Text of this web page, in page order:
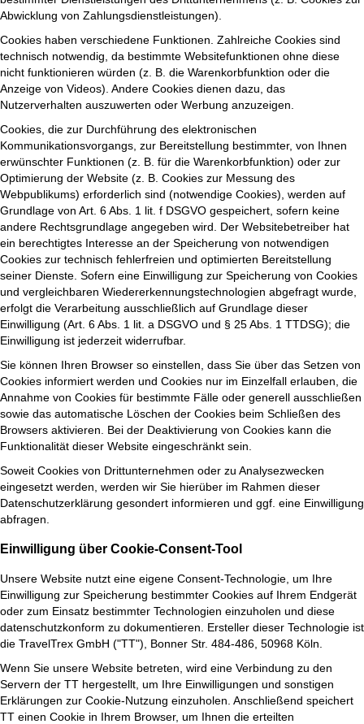
Abwicklung von Zahlungsdienstleistungen).
Cookies haben verschiedene Funktionen. Zahlreiche Cookies sind
technisch notwendig, da bestimmte Websitefunktionen ohne diese
nicht funktionieren würden (z. B. die Warenkorbfunktion oder die
Anzeige von Videos). Andere Cookies dienen dazu, das
Nutzerverhalten auszuwerten oder Werbung anzuzeigen.
Cookies, die zur Durchführung des elektronischen
Kommunikationsvorgangs, zur Bereitstellung bestimmter, von Ihnen
erwünschter Funktionen (z. B. für die Warenkorbfunktion) oder zur
Optimierung der Website (z. B. Cookies zur Messung des
Webpublikums) erforderlich sind (notwendige Cookies), werden auf
Grundlage von Art. 6 Abs. 1 lit. f DSGVO gespeichert, sofern keine
andere Rechtsgrundlage angegeben wird. Der Websitebetreiber hat
ein berechtigtes Interesse an der Speicherung von notwendigen
Cookies zur technisch fehlerfreien und optimierten Bereitstellung
seiner Dienste. Sofern eine Einwilligung zur Speicherung von Cookies
und vergleichbaren Wiedererkennungstechnologien abgefragt wurde,
erfolgt die Verarbeitung ausschließlich auf Grundlage dieser
Einwilligung (Art. 6 Abs. 1 lit. a DSGVO und § 25 Abs. 1 TTDSG); die
Einwilligung ist jederzeit widerrufbar.
Sie können Ihren Browser so einstellen, dass Sie über das Setzen von
Cookies informiert werden und Cookies nur im Einzelfall erlauben, die
Annahme von Cookies für bestimmte Fälle oder generell ausschließen
sowie das automatische Löschen der Cookies beim Schließen des
Browsers aktivieren. Bei der Deaktivierung von Cookies kann die
Funktionalität dieser Website eingeschränkt sein.
Soweit Cookies von Drittunternehmen oder zu Analysezwecken
eingesetzt werden, werden wir Sie hierüber im Rahmen dieser
Datenschutzerklärung gesondert informieren und ggf. eine Einwilligung
abfragen.
Einwilligung über Cookie-Consent-Tool
Unsere Website nutzt eine eigene Consent-Technologie, um Ihre
Einwilligung zur Speicherung bestimmter Cookies auf Ihrem Endgerät
oder zum Einsatz bestimmter Technologien einzuholen und diese
datenschutzkonform zu dokumentieren. Ersteller dieser Technologie ist
die TravelTrex GmbH ("TT"), Bonner Str. 484-486, 50968 Köln.
Wenn Sie unsere Website betreten, wird eine Verbindung zu den
Servern der TT hergestellt, um Ihre Einwilligungen und sonstigen
Erklärungen zur Cookie-Nutzung einzuholen. Anschließend speichert
TT einen Cookie in Ihrem Browser, um Ihnen die erteilten